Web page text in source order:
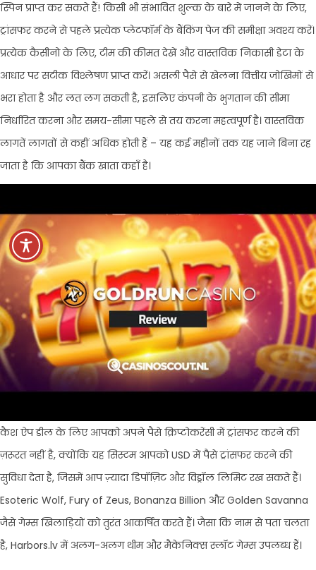
स्पिन प्राप्त कर सकते हैं! किसी भी संभावित शुल्क के बारे में जानने के लिए,
ट्रांसफर करने से पहले प्रत्येक प्लेटफॉर्म के बैंकिंग पेज की समीक्षा अवश्य करें।
प्रत्येक कैसीनो के लिए, टीम की कीमत देखें और वास्तविक निकासी डेटा के
आधार पर सटीक विश्लेषण प्राप्त करें। असली पैसे से खेलना वित्तीय जोखिमों से
भरा होता है और लत लग सकती है, इसलिए कंपनी के भुगतान की सीमा
निर्धारित करना और समय-सीमा पहले से तय करना महत्वपूर्ण है। वास्तविक
लागतें लागतों से कहीं अधिक होती हैं – यह कई महीनों तक यह जाने बिना रह
जाता है कि आपका बैंक खाता कहाँ है।
कैश ऐप डील के लिए आपको अपने पैसे क्रिप्टोकरेंसी में ट्रांसफर करने की
ज़रूरत नहीं है, क्योंकि यह सिस्टम आपको USD में पैसे ट्रांसफर करने की
सुविधा देता है, जिसमें आप ज़्यादा डिपॉज़िट और विड्रॉल लिमिट रख सकते हैं।
Esoteric Wolf, Fury of Zeus, Bonanza Billion और Golden Savanna
जैसे गेम्स खिलाड़ियों को तुरंत आकर्षित करते हैं। जैसा कि नाम से पता चलता
है, Harbors.lv में अलग-अलग थीम और मैकेनिक्स स्लॉट गेम्स उपलब्ध हैं।